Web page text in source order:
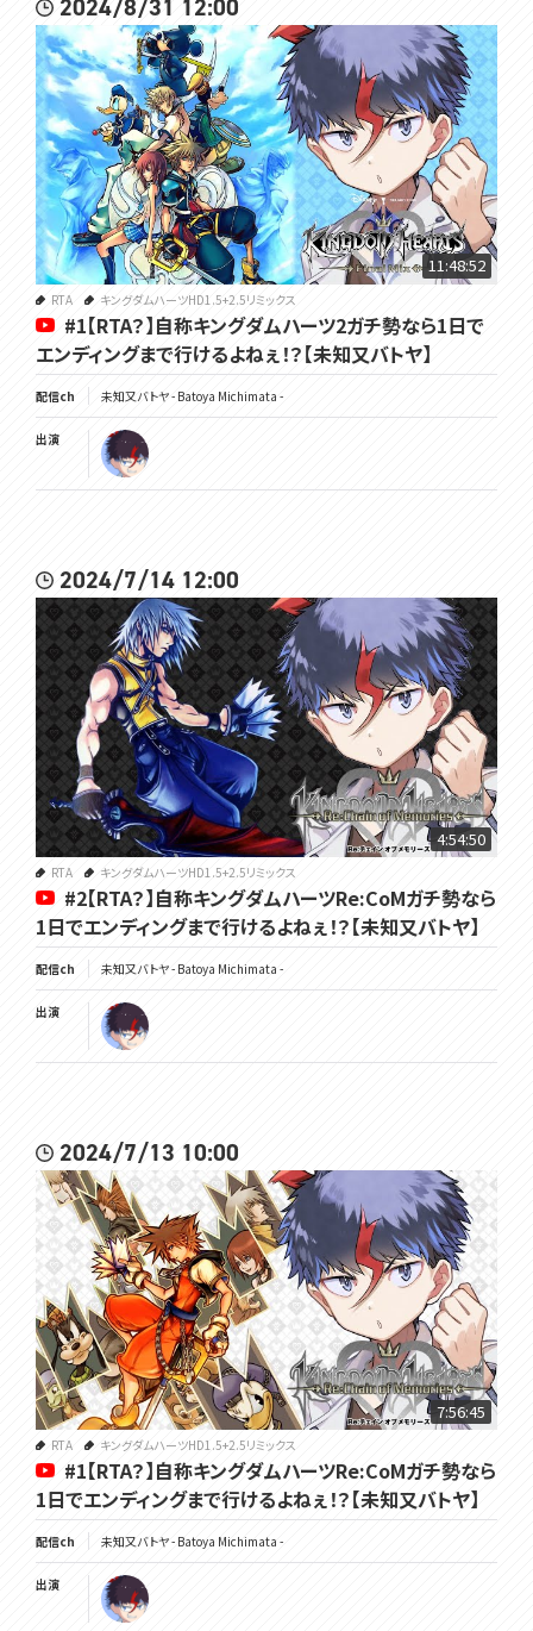
2024/8/31 12:00
11:48:52
RTA キングダムハーツHD1.5+2.5リミックス
#1【RTA？】自称キングダムハーツ2ガチ勢なら1日で
エンディングまで行けるよねぇ！？【未知又バトヤ】
配信ch 未知又バトヤ - Batoya Michimata -
出演
2024/7/14 12:00
4:54:50
RTA キングダムハーツHD1.5+2.5リミックス
#2【RTA？】自称キングダムハーツRe:CoMガチ勢なら
1日でエンディングまで行けるよねぇ！？【未知又バトヤ】
配信ch 未知又バトヤ - Batoya Michimata -
出演
2024/7/13 10:00
7:56:45
RTA キングダムハーツHD1.5+2.5リミックス
#1【RTA？】自称キングダムハーツRe:CoMガチ勢なら
1日でエンディングまで行けるよねぇ！？【未知又バトヤ】
配信ch 未知又バトヤ - Batoya Michimata -
出演